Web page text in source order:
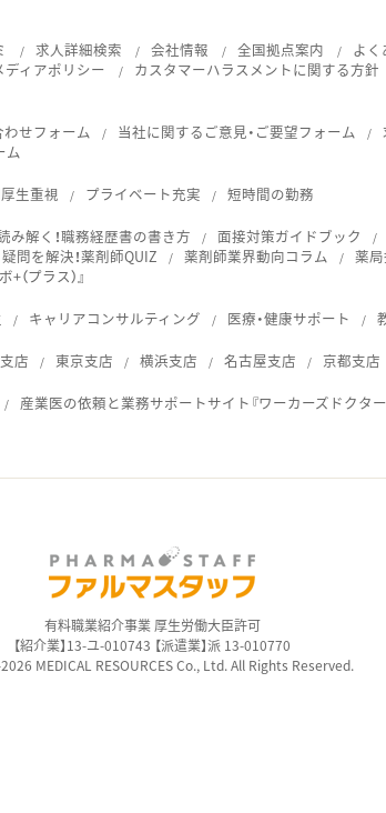
求人詳細検索 会社情報 全国拠点案内 よく
ィアポリシー カスタマーハラスメントに関する方針
せフォーム 当社に関するご意見・ご要望フォーム
ム
生重視 プライベート充実 短時間の勤務
解く！職務経歴書の書き方 面接対策ガイドブック
疑問を解決！薬剤師QUIZ 薬剤師業界動向コラム 薬
プラス）』
キャリアコンサルティング 医療・健康サポート
店 東京支店 横浜支店 名古屋支店 京都支店
産業医の依頼と業務サポートサイト『ワーカーズドクター
有料職業紹介事業 厚生労働大臣許可
【紹介業】13-ユ-010743 【派遣業】派 13-010770
MEDICAL RESOURCES Co., Ltd. All Rights Reserved.